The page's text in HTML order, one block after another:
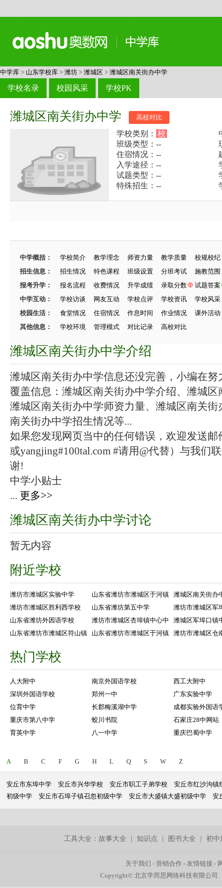
中学库 > 山东学校库 > 潍坊 > 潍城区 > 潍城区南关街办中学
学校名录 校园风采 学校PK
潍城区南关街办中学 高校对比
学校类别： 校
班级类型：--
住宿情况：--
入学途径：--
试题类型：--
特殊招生：--
中学概括： 学校简介 教学理念 师资力量 教学质量
校规校纪
招生信息：
招生情况 特色课程 班级设置 分班考试
施教范围
报考升学：
报名流程 收费情况 升学成绩 录取分数
试题答案
中学互动：
学校访谈 网友互动 学校点评 学校资讯
学校风采
校园生活：
食堂情况 住宿情况 作息时间 作业情况
课外活动
其他信息：
学校环境 管理模式 对比记录 高校对比
潍城区南关街办中学介绍
潍城区南关街办中学信息还没完善，小编在努
覆盖信息：潍城区南关街办中学介绍、潍城
潍城区南关街办中学师资力量、潍城区南关
南关街办中学招生情况等...
如果您发现网页当中的任何错误，欢迎发送邮
或yangjing#100tal.com #请用@代替）与我们
谢!
中学小贴士
... 更多>>
潍城区南关街办中学讨论
暂无内容
附近学校
潍坊市潍城区实验中学 山东省潍坊市潍城区于河镇 潍城区南关街办
潍坊市潍城区胜利西学校
山东省潍坊第五中学
潍坊市潍城区军
山东省潍坊外因语学校
潍坊市潍城区杏埠镇中心中
潍城区军埠口镇
山东省潍坊市潍城区符山镇
山东省潍坊市潍城区于河镇 潍坊市潍城区仓
热门学校
人大附中 南京外国语学校
西工大附中
深圳外国语学校
郑州一中
广东实验中学
位育中学
长郡梅溪湖中学
成都实验外国语
重庆市第八中学
蛟川书院
石家庄28中网站
育英中学
八一中学 重庆巴蜀中学
A B C F G H L Q S W Z
安丘市东埠中学 安丘市兴华学校 安丘市职工子弟学校
安丘市红沙沟镇
初级中学
安丘市石埠子镇召忽初级中学 安丘市大盛镇大盛初级中学 安
工具大全：故事大全 |知识点 图书大全 |初中
关于我们 -营销合作 -友情链接 -
Copyright© 北京学而思网络科技有限公司